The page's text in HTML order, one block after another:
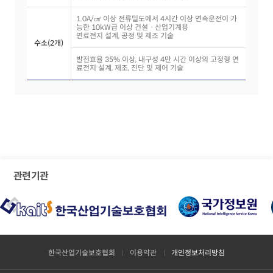
수소(2개)
1.0A/㎠ 이상 전류밀도에서 4시간 이상 연속운전이 가
능한 10kW급 이상 건설ㆍ산업기계용
연료전지 설계, 공정 및 제조 기술
발전효율 35% 이상, 내구성 4만 시간 이상의 고정형 연
료전지 설계, 제조, 진단 및 제어 기술
관련기관
한국산업기술보호협회 이용약관 개인정보처리방침